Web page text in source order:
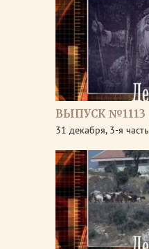
ВЫПУСК №1113
31 декабря, 3-я часть